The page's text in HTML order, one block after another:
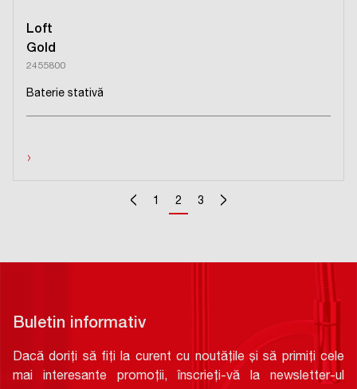
Loft
Gold
2455800
Baterie stativă
›
<
1 2 3 >
Buletin informativ
Dacă doriți să fiți la curent cu noutățile și să primiți cele
mai interesante promoții, înscrieți-vă la newsletter-ul